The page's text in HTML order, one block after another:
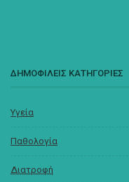
ΔΗΜΟΦΙΛΕΙΣ ΚΑΤΗΓΟΡΙΕΣ
Υγεία
Παθολογία
Διατροφή